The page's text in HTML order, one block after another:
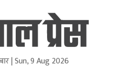
Research Pvt Ltd.
| Sun, 9 Aug 2026